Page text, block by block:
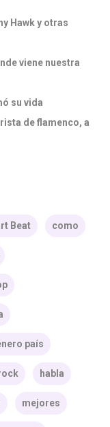
Hawk y otras
viene nuestra
su vida
de flamenco, a
Beat como
país
habla
mejores